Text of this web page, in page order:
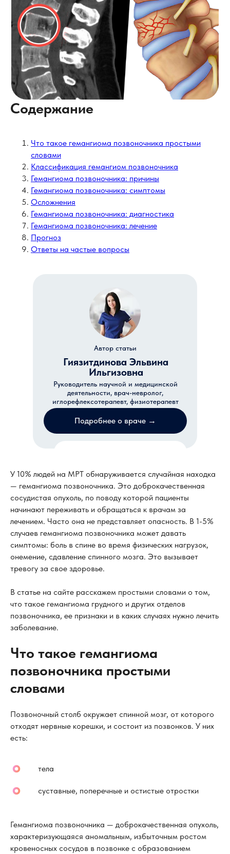
Содержание
Что такое гемангиома позвоночника простыми
словами
Классификация гемангиом позвоночника
Гемангиома позвоночника: причины
Гемангиома позвоночника: симптомы
Осложнения
Гемангиома позвоночника: диагностика
Гемангиома позвоночника: лечение
Прогноз
Ответы на частые вопросы
Руководитель научной и медицинской
деятельности, врач-невролог,
иглорефлексотерапевт, физиотерапевт
Автор статьи
Гиязитдинова Эльвина
Ильгизовна
Подробнее о враче →
У 10% людей на МРТ обнаруживается случайная находка
— гемангиома позвоночника. Это доброкачественная
сосудистая опухоль, по поводу которой пациенты
начинают переживать и обращаться к врачам за
лечением. Часто она не представляет опасность. В 1-5%
случаев гемангиома позвоночника может давать
симптомы: боль в спине во время физических нагрузок,
онемение, сдавление спинного мозга. Это вызывает
тревогу за свое здоровье.
В статье на сайте расскажем простыми словами о том,
что такое гемангиома грудного и других отделов
позвоночника, ее признаки и в каких случаях нужно лечить
заболевание.
Что такое гемангиома
позвоночника простыми
словами
Позвоночный столб окружает спинной мозг, от которого
отходят нервные корешки, и состоит из позвонков. У них
есть:
тела
суставные, поперечные и остистые отростки
Гемангиома позвоночника — доброкачественная опухоль,
характеризующаяся аномальным, избыточным ростом
кровеносных сосудов в позвонке с образованием